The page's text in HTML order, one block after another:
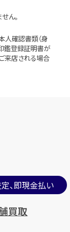
ん。
人確認書類（身
鑑登録証明書が
来店される場合
、即現金払い
買取